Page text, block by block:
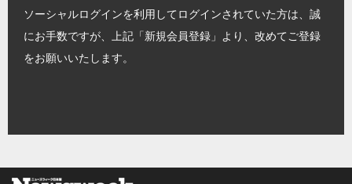
ソーシャルログインを利用してログインされていた方は、誠
にお手数ですが、上記「新規会員登録」より、改めてご登録
をお願いいたします。